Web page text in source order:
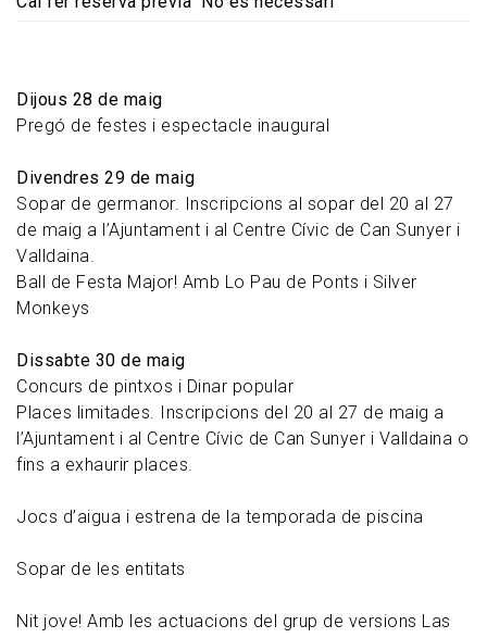
Dijous 28 de maig
Pregó de festes i espectacle inaugural
Divendres 29 de maig
Sopar de germanor. Inscripcions al sopar del 20 al 27
de maig a l’Ajuntament i al Centre Cívic de Can Sunyer i
Valldaina.
Ball de Festa Major! Amb Lo Pau de Ponts i Silver
Monkeys
Dissabte 30 de maig
Concurs de pintxos i Dinar popular
Places limitades. Inscripcions del 20 al 27 de maig a
l’Ajuntament i al Centre Cívic de Can Sunyer i Valldaina o
fins a exhaurir places.
Jocs d’aigua i estrena de la temporada de piscina
Sopar de les entitats
Nit jove! Amb les actuacions del grup de versions Las